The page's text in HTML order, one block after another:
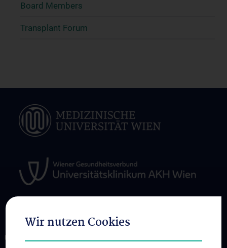
Board Members
Transplant Forum
ÜBER UNS
Wir nutzen Cookies